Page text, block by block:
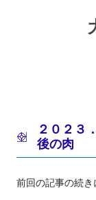
２０２３
後の肉
前回の記事の続き